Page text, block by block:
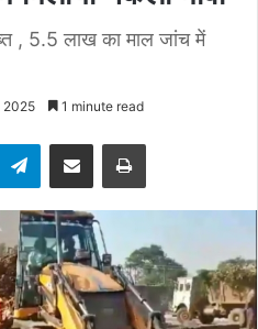
, 5.5 लाख का माल जांच में
2025 1 minute read
TelegramShare via Email Print